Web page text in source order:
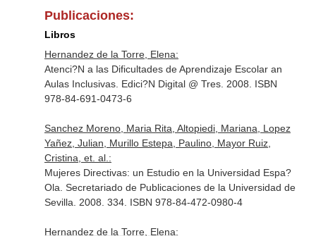
Publicaciones:
Libros
Hernandez de la Torre, Elena:
Atenci?N a las Dificultades de Aprendizaje Escolar an
Aulas Inclusivas. Edici?N Digital @ Tres. 2008. ISBN
978-84-691-0473-6
Sanchez Moreno, Maria Rita, Altopiedi, Mariana, Lopez
Yañez, Julian, Murillo Estepa, Paulino, Mayor Ruiz,
Cristina, et. al.:
Mujeres Directivas: un Estudio en la Universidad Espa?
Ola. Secretariado de Publicaciones de la Universidad de
Sevilla. 2008. 334. ISBN 978-84-472-0980-4
Hernandez de la Torre, Elena: